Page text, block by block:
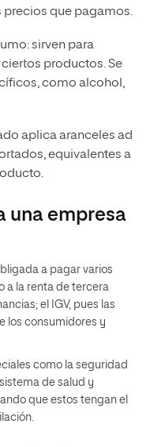
precios que pagamos.
sirven para
productos. Se
como alcohol,
aplica aranceles ad
equivalentes a
una empresa
a pagar varios
a la renta de tercera
el IGV, pues las
los consumidores y
como la seguridad
de salud y
que estos tengan el